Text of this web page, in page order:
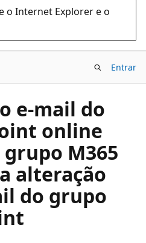
o Internet Explorer e o
Entrar
e-mail do
online
M365
alteração
do grupo